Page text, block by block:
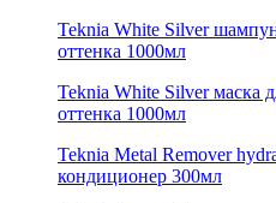
Teknia White Silver
оттенка 1000мл
Teknia White Silver маска
оттенка 1000мл
Teknia Metal Remover
кондиционер 300мл